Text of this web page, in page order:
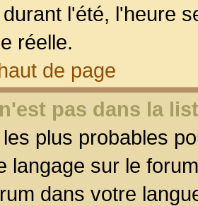
l'été, l'heure
réelle.
de page
pas dans la
plus probables
langage sur le
dans votre